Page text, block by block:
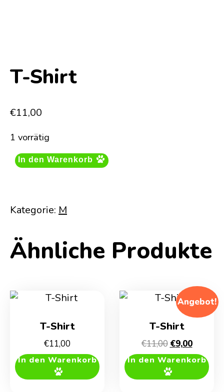
T-Shirt
€11,00
1 vorrätig
In den Warenkorb
Kategorie: M
Ähnliche Produkte
T-Shirt
€11,00
In den Warenkorb
Angebot!
T-Shirt
€11,00
Preis
war:
€11,00
€9,00
Preis
€9,00.
In den Warenkorb